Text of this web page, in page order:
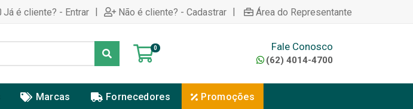
Já é cliente? - Entrar | Não é cliente? - Cadastrar | Área do Representante
0 Fale Conosco
(62) 4014-4700
Marcas Fornecedores Promoções